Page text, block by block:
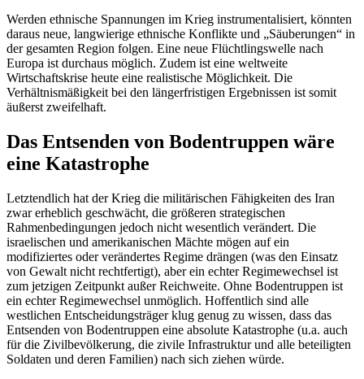
Werden ethnische Spannungen im Krieg instrumentalisiert, könnten
daraus neue, langwierige ethnische Konflikte und „Säuberungen“ in
der gesamten Region folgen. Eine neue Flüchtlingswelle nach
Europa ist durchaus möglich. Zudem ist eine weltweite
Wirtschaftskrise heute eine realistische Möglichkeit. Die
Verhältnismäßigkeit bei den längerfristigen Ergebnissen ist somit
äußerst zweifelhaft.
Das Entsenden von Bodentruppen wäre
eine Katastrophe
Letztendlich hat der Krieg die militärischen Fähigkeiten des Iran
zwar erheblich geschwächt, die größeren strategischen
Rahmenbedingungen jedoch nicht wesentlich verändert. Die
israelischen und amerikanischen Mächte mögen auf ein
modifiziertes oder verändertes Regime drängen (was den Einsatz
von Gewalt nicht rechtfertigt), aber ein echter Regimewechsel ist
zum jetzigen Zeitpunkt außer Reichweite. Ohne Bodentruppen ist
ein echter Regimewechsel unmöglich. Hoffentlich sind alle
westlichen Entscheidungsträger klug genug zu wissen, dass das
Entsenden von Bodentruppen eine absolute Katastrophe (u.a. auch
für die Zivilbevölkerung, die zivile Infrastruktur und alle beteiligten
Soldaten und deren Familien) nach sich ziehen würde.